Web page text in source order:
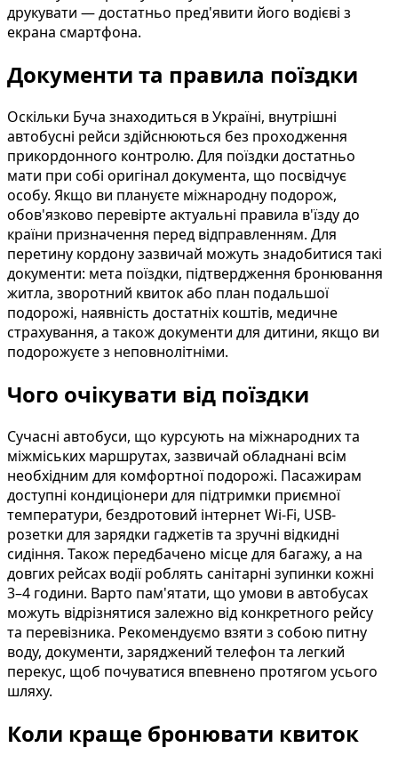
друкувати — достатньо пред'явити його водієві з
екрана смартфона.
Документи та правила поїздки
Оскільки Буча знаходиться в Україні, внутрішні
автобусні рейси здійснюються без проходження
прикордонного контролю. Для поїздки достатньо
мати при собі оригінал документа, що посвідчує
особу. Якщо ви плануєте міжнародну подорож,
обов'язково перевірте актуальні правила в'їзду до
країни призначення перед відправленням. Для
перетину кордону зазвичай можуть знадобитися такі
документи: мета поїздки, підтвердження бронювання
житла, зворотний квиток або план подальшої
подорожі, наявність достатніх коштів, медичне
страхування, а також документи для дитини, якщо ви
подорожуєте з неповнолітніми.
Чого очікувати від поїздки
Сучасні автобуси, що курсують на міжнародних та
міжміських маршрутах, зазвичай обладнані всім
необхідним для комфортної подорожі. Пасажирам
доступні кондиціонери для підтримки приємної
температури, бездротовий інтернет Wi-Fi, USB-
розетки для зарядки гаджетів та зручні відкидні
сидіння. Також передбачено місце для багажу, а на
довгих рейсах водії роблять санітарні зупинки кожні
3–4 години. Варто пам'ятати, що умови в автобусах
можуть відрізнятися залежно від конкретного рейсу
та перевізника. Рекомендуємо взяти з собою питну
воду, документи, заряджений телефон та легкий
перекус, щоб почуватися впевнено протягом усього
шляху.
Коли краще бронювати квиток